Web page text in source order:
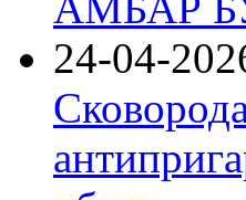
24-04-